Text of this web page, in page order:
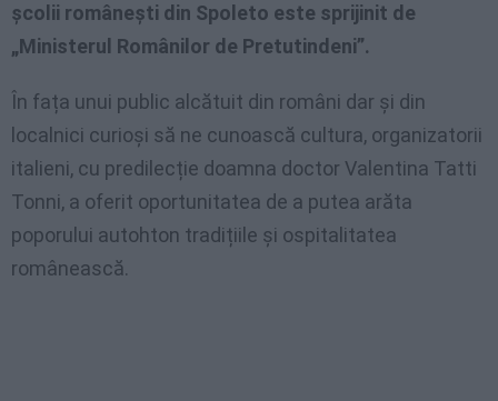
școlii românești din Spoleto este sprijinit de
„Ministerul Românilor de Pretutindeni”.
În fața unui public alcătuit din români dar și din
localnici curioși să ne cunoască cultura, organizatorii
italieni, cu predilecție doamna doctor Valentina Tatti
Tonni, a oferit oportunitatea de a putea arăta
poporului autohton tradițiile și ospitalitatea
românească.